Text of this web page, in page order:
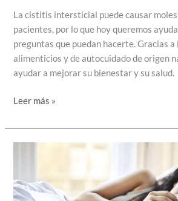
La cistitis intersticial puede causar
pacientes, por lo que hoy queremos
preguntas que puedan hacerte. Gracias
alimenticios y de autocuidado de origen
ayudar a mejorar su bienestar y su salud.
Leer más »
enfermedades
víricas